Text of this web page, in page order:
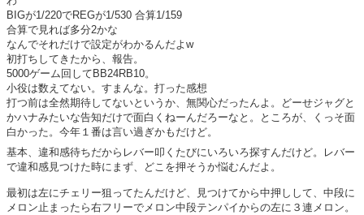
BIGが1/220でREGが1/530 合算1/159
合算で見れば多分2かな
なんでそれだけで設定がわかるんだよw
初打ちしてきたから、報告。
5000ゲーム回してBB24RB10。
小役は数えてない。すまんな。打った感想
打つ前は全然期待してないというか、無関心だったんよ。どーせジャグと
かハナみたいな告知だけで面白くねーんだろーなと。ところが、くっそ面
白かった。今年１番は言い過ぎかもだけど。
基本、違和感待ちだからレバー叩くたびにいろいろ探すんだけど。レバー
で違和感見つけた時にまず、どこを押そうか悩むんだよ。
最初は左にチェリー狙ってたんだけど、見つけてから中押しして、中段に
メロン止まったら右フリーでメロン中段テンパイからの左に３連メロン。